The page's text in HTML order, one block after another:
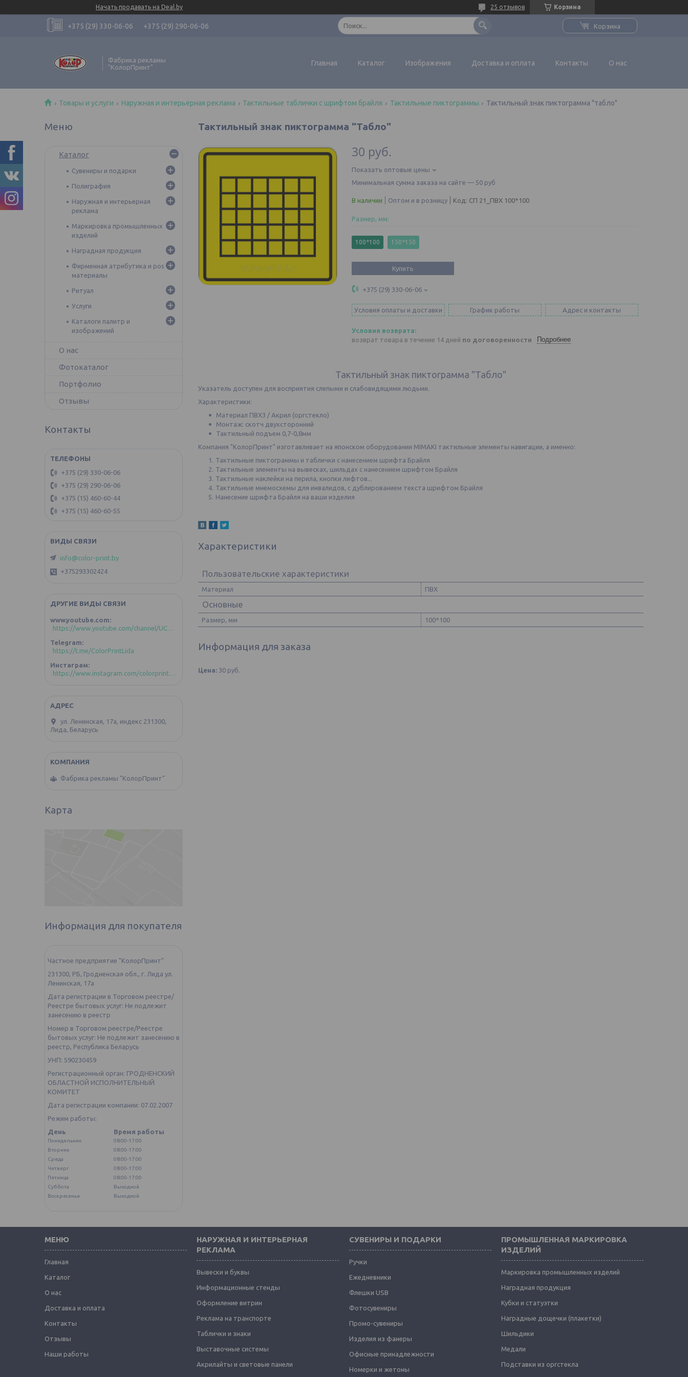
Начать продавать на Deal.by Корзина
25 отзывов
+375 (29) 330-06-06 +375 (29) 290-06-06 Корзина
Фабрика рекламы
"КолорПринт"
Главная Каталог Изображения Доставка и оплата Контакты О нас
Товары и услуги Наружная и интерьерная реклама Тактильные таблички с шрифтом брайля Тактильные пиктограммы Тактильный знак пиктограмма "табло"
Тактильный знак пиктограмма "Табло"
30 руб.
Показать оптовые цены
Минимальная сумма заказа на сайте — 50 руб
В наличии Оптом и в розницу Код: СП 21_ПВХ 100*100
Размер, мм:
100*100 150*150
Купить
+375 (29) 330-06-06
Условия оплаты и доставки График работы Адрес и контакты
возврат товара в течение 14 дней по договоренности Подробнее
Тактильный знак пиктограмма "Табло"
Указатель доступен для восприятия слепыми и слабовидящими людьми.
Характеристики:
Материал ПВХ3 / Акрил (оргстекло)
Монтаж: скотч двухсторонний
Тактильный подъем 0,7-0,8мм
Компания "КолорПринт" изготавливает на японском оборудовании MIMAKI тактильные элементы навигации, а именно:
Тактильные пиктограммы и таблички с нанесением шрифта Брайля
Тактильные элементы на вывесках, шильдах с нанесением шрифтом Брайля
Тактильные наклейки на перила, кнопки лифтов...
Тактильные мнемосхемы для инвалидов, с дублированием текста шрифтом Брайля
Нанесение шрифта Брайля на ваши изделия
Характеристики
Пользовательские характеристики
Материал ПВХ
Основные
Размер, мм 100*100
Информация для заказа
Цена: 30 руб.
Каталог
Сувениры и подарки
Полиграфия
Наружная и интерьерная
реклама
Маркировка промышленных
изделий
Наградная продукция
Фирменная атрибутика и pos
материалы
Ритуал
Услуги
Каталоги палитр и
изображений
О нас
Фотокаталог
Портфолио
Отзывы
Контакты
+375 (29) 330-06-06
+375 (29) 290-06-06
+375 (15) 460-60-44
+375 (15) 460-60-55
info@color-print.by
+375293302424
ДРУГИЕ ВИДЫ СВЯЗИ
www.youtube.com
https://www.youtube.com/channel/UCoztIlR-zC4GFVKuBLDd-GA/videos?view_as=subscriber
Telegram
https://t.me/ColorPrintLida
Инстаграм
ул. Ленинская, 17а, индекс 231300,
Лида, Беларусь
Фабрика рекламы "КолорПринт"
Карта
Информация для покупателя
Частное предприятие "КолорПринт"
231300, РБ, Гродненская обл., г. Лида ул.
Ленинская, 17а
Дата регистрации в Торговом реестре/
Реестре бытовых услуг: Не подлежит
занесению в реестр
Номер в Торговом реестре/Реестре
бытовых услуг: Не подлежит занесению в
реестр, Республика Беларусь
УНП: 590230459
Регистрационный орган: ГРОДНЕНСКИЙ
ОБЛАСТНОЙ ИСПОЛНИТЕЛЬНЫЙ
КОМИТЕТ
Дата регистрации компании: 07.02.2007
Режим работы:
День
Время работы
Понедельник
08:00-17:00
Вторник
08:00-17:00
Среда
08:00-17:00
Четверг
08:00-17:00
Пятница
08:00-17:00
Суббота
Выходной
Воскресенье
Выходной
МЕНЮ
Главная
Каталог
О нас
Доставка и оплата
Контакты
Отзывы
Наши работы
НАРУЖНАЯ И ИНТЕРЬЕРНАЯ
РЕКЛАМА
Вывески и буквы
Информационные стенды
Оформление витрин
Реклама на транспорте
Таблички и знаки
Выставочные системы
Акрилайты и световые панели
СУВЕНИРЫ И ПОДАРКИ
Ручки
Ежедневники
Флешки USB
Фотосувениры
Промо-сувениры
Изделия из фанеры
Офисные принадлежности
Номерки и жетоны
ПРОМЫШЛЕННАЯ МАРКИРОВКА
ИЗДЕЛИЙ
Маркировка промышленных изделий
Наградная продукция
Кубки и статуэтки
Наградные дощечки (плакетки)
Шильдики
Медали
Подставки из оргстекла